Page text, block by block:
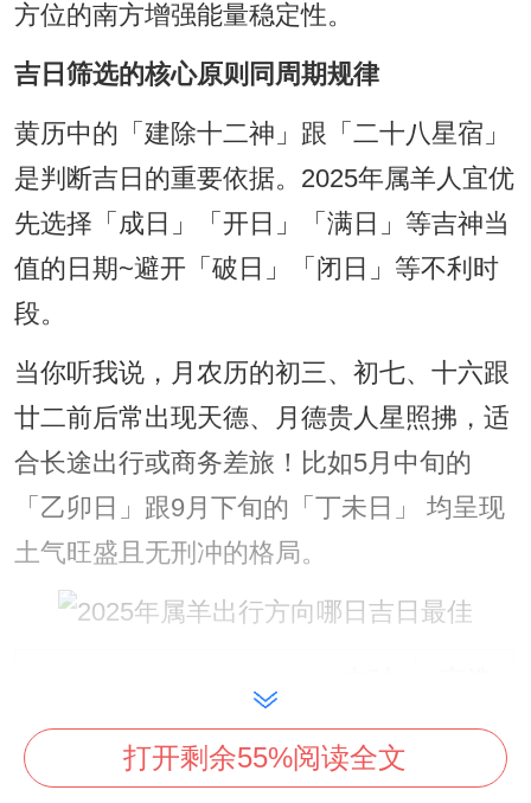
方位的南方增强能量稳定性。
吉日筛选的核心原则同周期规律
黄历中的「建除十二神」跟「二十八星宿」
是判断吉日的重要依据。2025年属羊人宜优
先选择「成日」「开日」「满日」等吉神当
值的日期~避开「破日」「闭日」等不利时
段。
当你听我说，月农历的初三、初七、十六跟
廿二前后常出现天德、月德贵人星照拂，适
合长途出行或商务差旅！比如5月中旬的
「乙卯日」跟9月下旬的「丁未日」 均呈现
土气旺盛且无刑冲的格局。
农历对应
窗口
方位
2025年3月
二月十九
东南
打开剩余55%阅读全文